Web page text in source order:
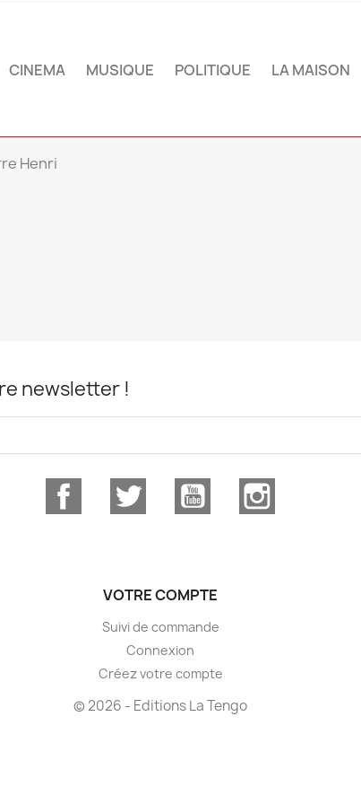
CINEMA MUSIQUE POLITIQUE LA MAISON
Henri
newsletter !
Facebook Twitter YouTube
VOTRE COMPTE
Suivi de commande
Connexion
Créez votre compte
© 2026 - Editions La Tengo